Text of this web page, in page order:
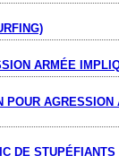
ARMÉE
POUR
DE